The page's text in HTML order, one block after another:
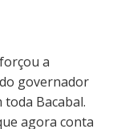
a
governador
Bacabal.
agora conta